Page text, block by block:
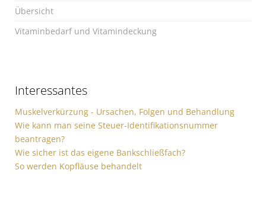
Übersicht
Vitaminbedarf und Vitamindeckung
Interessantes
Muskelverkürzung - Ursachen, Folgen und Behandlung
Wie kann man seine Steuer-Identifikationsnummer
beantragen?
Wie sicher ist das eigene Bankschließfach?
So werden Kopfläuse behandelt